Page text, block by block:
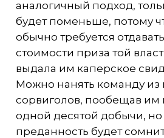
аналогичный подход,
будет поменьше, потому
обычно требуется
стоимости приза той
выдала им каперское
Можно нанять команду из
сорвиголов, пообещав им
одной десятой добычи, но
преданность будет